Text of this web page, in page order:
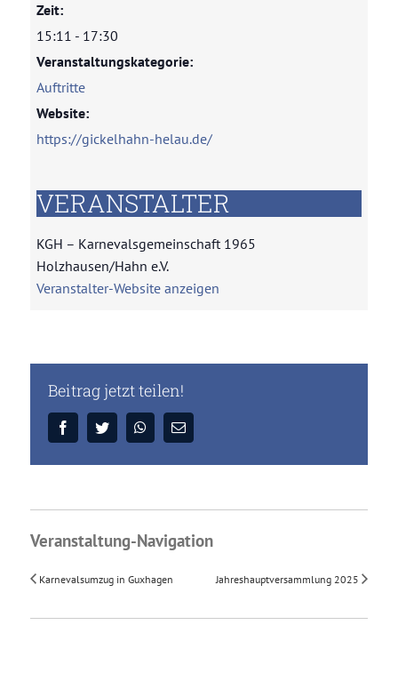
Zeit:
15:11 - 17:30
Veranstaltungskategorie:
Auftritte
Website:
https://gickelhahn-helau.de/
VERANSTALTER
KGH – Karnevalsgemeinschaft 1965
Holzhausen/Hahn e.V.
Veranstalter-Website anzeigen
Beitrag jetzt teilen!
FacebookTwitterWhatsApp
E-
Mail
Veranstaltung-Navigation
Karnevalsumzug in Guxhagen Jahreshauptversammlung 2025
© Musikzug des GSV Eintracht Baunatal e.V.